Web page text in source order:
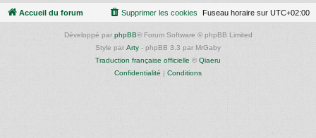
r
Accueil du forum Fuseau horaire sur UTC+02:00
Supprimer les cookies
Développé par phpBB® Forum Software © phpBB Limited
Style par Arty - phpBB 3.3 par MrGaby
Traduction française officielle © Qiaeru
Confidentialité | Conditions